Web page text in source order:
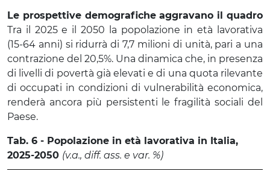
Le prospettive demografiche aggravano il quadro
Tra il 2025 e il 2050 la popolazione in età lavorativa
(15-64 anni) si ridurrà di 7,7 milioni di unità, pari a una
contrazione del 20,5%. Una dinamica che, in presenza
di livelli di povertà già elevati e di una quota rilevante
di occupati in condizioni di vulnerabilità economica,
renderà ancora più persistenti le fragilità sociali del
Paese.
Tab. 6 - Popolazione in età lavorativa in Italia,
2025-2050 (v.a., diff. ass. e var. %)